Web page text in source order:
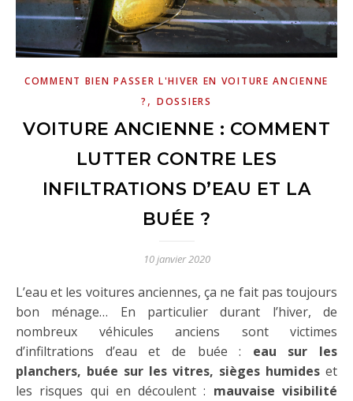
COMMENT BIEN PASSER L'HIVER EN VOITURE ANCIENNE
? ,DOSSIERS
VOITURE ANCIENNE : COMMENT
LUTTER CONTRE LES
INFILTRATIONS D’EAU ET LA
BUÉE ?
10 janvier 2020
L’eau et les voitures anciennes, ça ne fait pas toujours
bon ménage… En particulier durant l’hiver, de
nombreux véhicules anciens sont victimes
d’infiltrations d’eau et de buée : eau sur les
planchers, buée sur les vitres, sièges humides et
les risques qui en découlent : mauvaise visibilité